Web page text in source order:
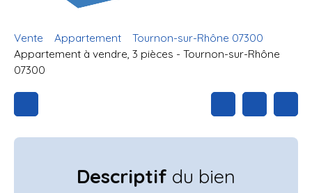
Vente Appartement
Tournon-sur-Rhône 07300
Appartement à vendre, 3 pièces - Tournon-sur-Rhône
07300
Descriptif du bien